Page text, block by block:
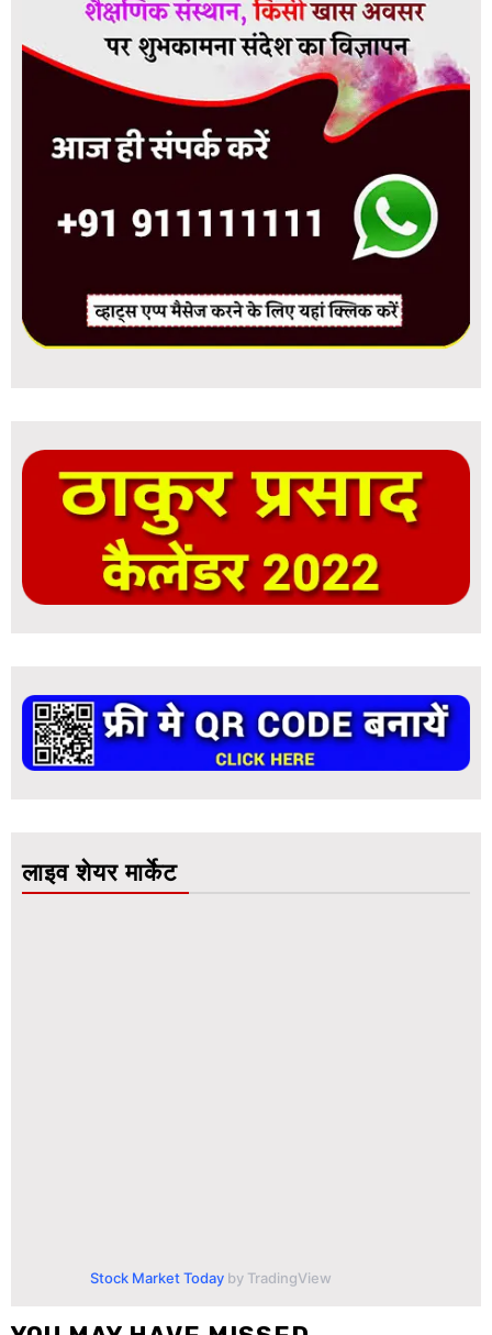
लाइव शेयर मार्केट
Stock Market Today by TradingView